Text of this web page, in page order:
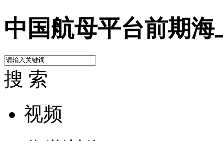
中国航母平台前期
搜 索
视频